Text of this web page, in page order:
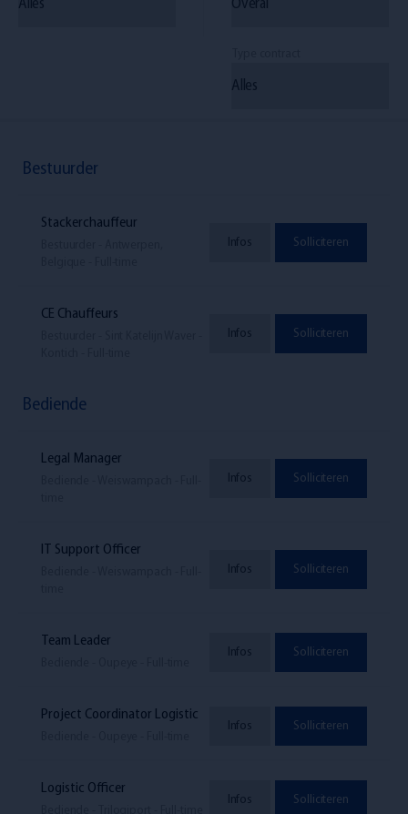
Bestuurder
Stackerchauffeur
Infos Solliciteren
CE Chauffeurs
Infos Solliciteren
Bediende
Legal Manager
Infos Solliciteren
IT Support Officer
Infos Solliciteren
Team Leader
Infos Solliciteren
Project Coordinator Logistic
Infos Solliciteren
Logistic Officer
Infos Solliciteren